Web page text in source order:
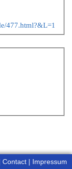
477.html?&L=1
|Contact Impressum